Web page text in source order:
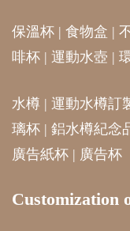
保溫杯 | 食物盒 |
啡杯 | 運動水壺 |
水樽 | 運動水樽訂
璃杯 | 鋁水樽紀念
廣告紙杯 | 廣告杯
Customization